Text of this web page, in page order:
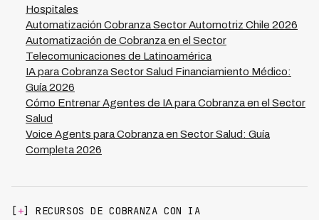
regulado como el healthcare.
Hospitales
Automatización Cobranza Sector Automotriz Chile 2026
Automatización de Cobranza en el Sector
Telecomunicaciones de Latinoamérica
IA para Cobranza Sector Salud Financiamiento Médico:
Guía 2026
Cómo Entrenar Agentes de IA para Cobranza en el Sector
Salud
Voice Agents para Cobranza en Sector Salud: Guía
Completa 2026
[+] RECURSOS DE COBRANZA CON IA